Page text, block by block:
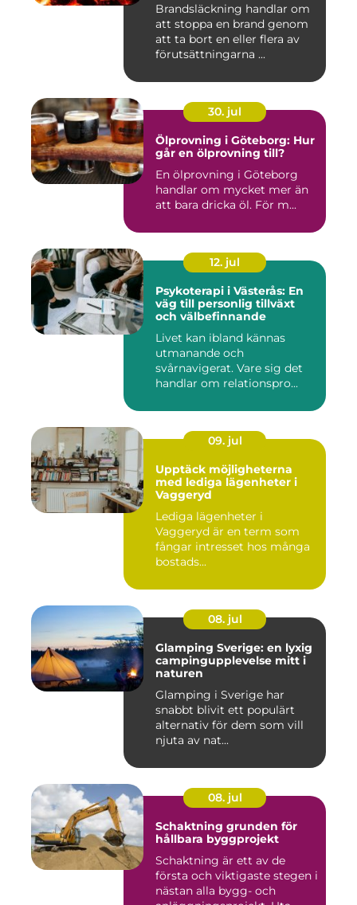
Brandsläckning handlar om
att stoppa en brand genom
att ta bort en eller flera av
förutsättningarna ...
30. jul
Ölprovning i Göteborg: Hur
går en ölprovning till?
En ölprovning i Göteborg
handlar om mycket mer än
att bara dricka öl. För m...
12. jul
Psykoterapi i Västerås: En
väg till personlig tillväxt
och välbefinnande
Livet kan ibland kännas
utmanande och
svårnavigerat. Vare sig det
handlar om relationspro...
09. jul
Upptäck möjligheterna
med lediga lägenheter i
Vaggeryd
Lediga lägenheter i
Vaggeryd är en term som
fångar intresset hos många
bostads...
08. jul
Glamping Sverige: en lyxig
campingupplevelse mitt i
naturen
Glamping i Sverige har
snabbt blivit ett populärt
alternativ för dem som vill
njuta av nat...
08. jul
Schaktning grunden för
hållbara byggprojekt
Schaktning är ett av de
första och viktigaste stegen i
nästan alla bygg- och